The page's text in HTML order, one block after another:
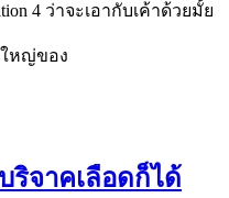
4 ว่าจะเอากับเค้าด้วยมั้ย
ใหญ่ของ
ริจาคเลือดก็ได้